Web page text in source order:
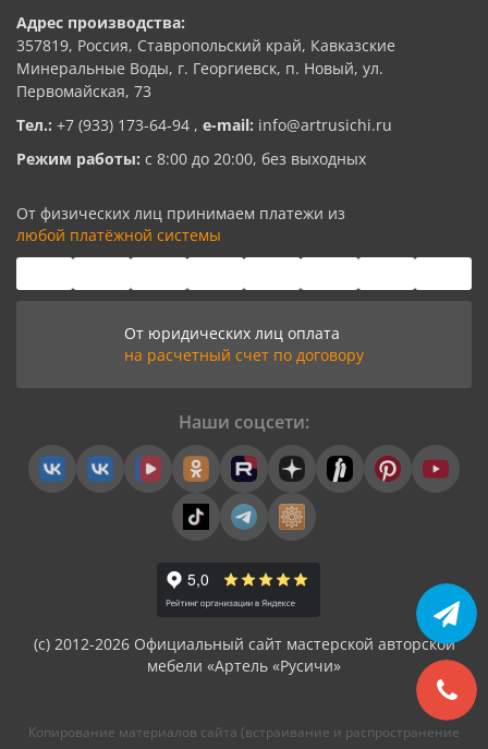
Адрес производства:
357819, Россия, Ставропольский край, Кавказские
Минеральные Воды, г. Георгиевск, п. Новый, ул.
Первомайская, 73
Тел.: +7 (933) 173-64-94 , e-mail: info@artrusichi.ru
Режим работы: с 8:00 до 20:00, без выходных
От физических лиц принимаем платежи из
любой платёжной системы
От юридических лиц оплата
на расчетный счет по договору
(с) 2012-2026 Официальный сайт мастерской авторской
мебели «Артель «Русичи»
Наши соцсети:
Копирование материалов сайта (встраивание и распространение